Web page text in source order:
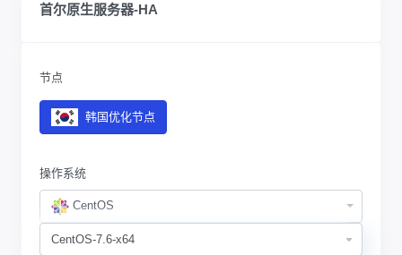
首尔原生服务器-HA
节点
韩国优化节点
操作系统
CentOS